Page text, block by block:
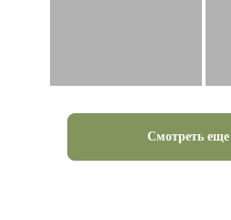
Смотреть